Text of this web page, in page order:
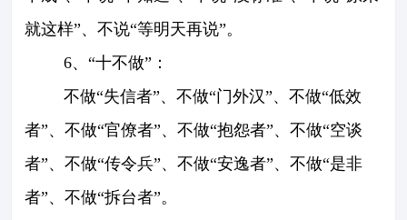
就这样”、不说“等明天再说”。
6、“十不做”：
不做“失信者”、不做“门外汉”、不做“低效
者”、不做“官僚者”、不做“抱怨者”、不做“空谈
者”、不做“传令兵”、不做“安逸者”、不做“是非
者”、不做“拆台者”。